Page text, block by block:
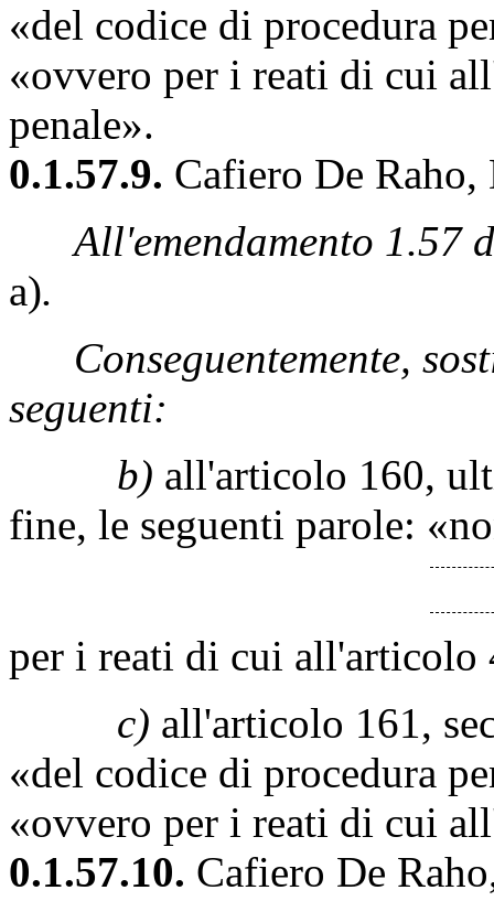
«del codice di procedura
«ovvero per i reati di cui
penale».
0.1.57.9. Cafiero De
All'emendamento 1.57
a).
Conseguentemente,
seguenti:
b) all'articolo 160,
fine, le seguenti parole:
per i reati di cui all'articolo
c) all'articolo 161,
«del codice di procedura
«ovvero per i reati di cui
0.1.57.10. Cafiero De